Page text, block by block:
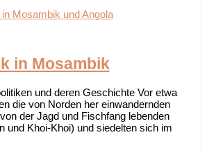
Mosambik und Angola
in Mosambik
und deren Geschichte Vor etwa
die von Norden her einwandernden
der Jagd und Fischfang lebenden
und Khoi-Khoi) und siedelten sich im